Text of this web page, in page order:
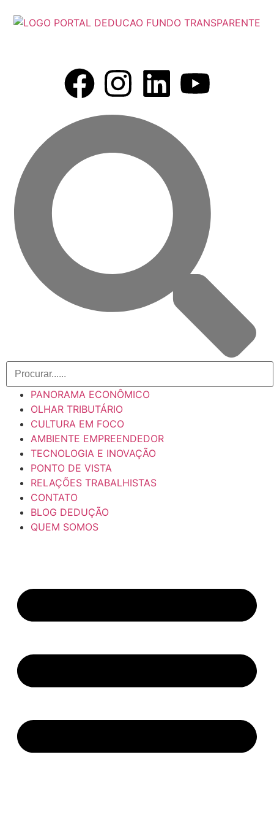
PANORAMA ECONÔMICO
OLHAR TRIBUTÁRIO
CULTURA EM FOCO
AMBIENTE EMPREENDEDOR
TECNOLOGIA E INOVAÇÃO
PONTO DE VISTA
RELAÇÕES TRABALHISTAS
CONTATO
BLOG DEDUÇÃO
QUEM SOMOS